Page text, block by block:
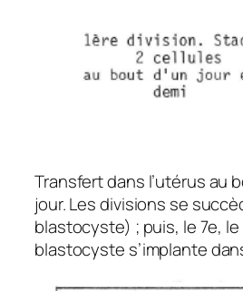
Transfert dans l’utérus au
jour. Les divisions se
blastocyste) ; puis, le 7e, le
blastocyste s’implante